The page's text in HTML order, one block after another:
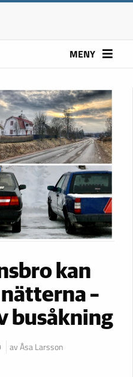
MENY
kan
–
busåkning
av Åsa Larsson